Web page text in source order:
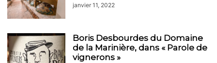
janvier 11, 2022
Boris Desbourdes du Domaine
de la Marinière, dans « Parole de
vignerons »